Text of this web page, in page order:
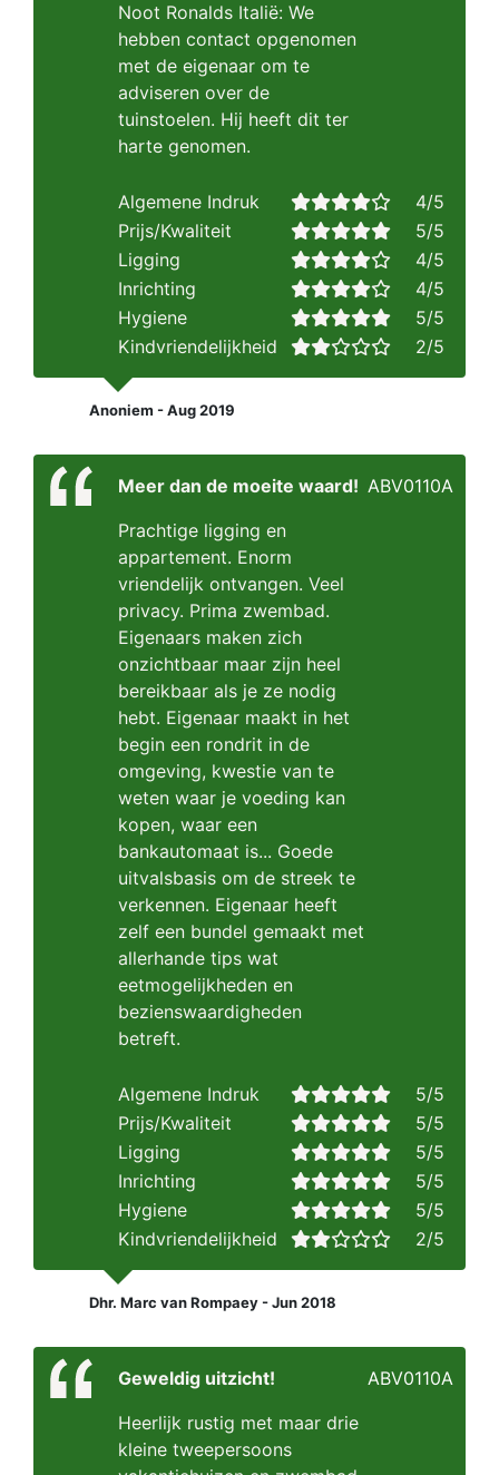
Noot Ronalds Italië: We
hebben contact opgenomen
met de eigenaar om te
adviseren over de
tuinstoelen. Hij heeft dit ter
harte genomen.
Algemene Indruk
4/5
Prijs/Kwaliteit
5/5
Ligging
4/5
Inrichting
4/5
Hygiene
5/5
Kindvriendelijkheid
2/5
Anoniem - Aug 2019
Meer dan de moeite waard!
Prachtige ligging en
appartement. Enorm
vriendelijk ontvangen. Veel
privacy. Prima zwembad.
Eigenaars maken zich
onzichtbaar maar zijn heel
bereikbaar als je ze nodig
hebt. Eigenaar maakt in het
begin een rondrit in de
omgeving, kwestie van te
weten waar je voeding kan
kopen, waar een
bankautomaat is... Goede
uitvalsbasis om de streek te
verkennen. Eigenaar heeft
zelf een bundel gemaakt met
allerhande tips wat
eetmogelijkheden en
bezienswaardigheden
betreft.
ABV0110A
Algemene Indruk
5/5
Prijs/Kwaliteit
5/5
Ligging
5/5
Inrichting
5/5
Hygiene
5/5
Kindvriendelijkheid
2/5
Dhr. Marc van Rompaey - Jun 2018
Geweldig uitzicht!
Heerlijk rustig met maar drie
kleine tweepersoons
ABV0110A